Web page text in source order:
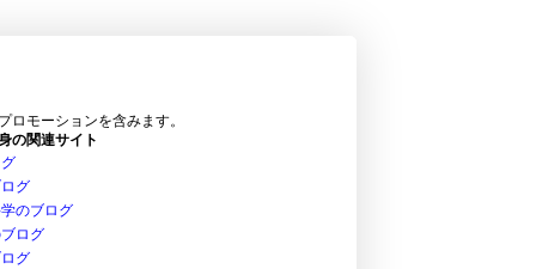
ロモーションを含みます。
の関連サイト
グ
のブログ
ログ
グ